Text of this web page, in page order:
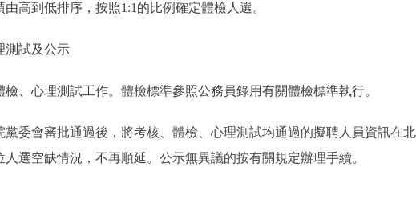
高到低排序，按照1:1的比例確定體檢人選。
試及公示
心理測試工作。體檢標準參照公務員錄用有關體檢標準執行。
會審批通過後，將考核、體檢、心理測試均通過的擬聘人員資訊在
選空缺情況，不再順延。公示無異議的按有關規定辦理手續。